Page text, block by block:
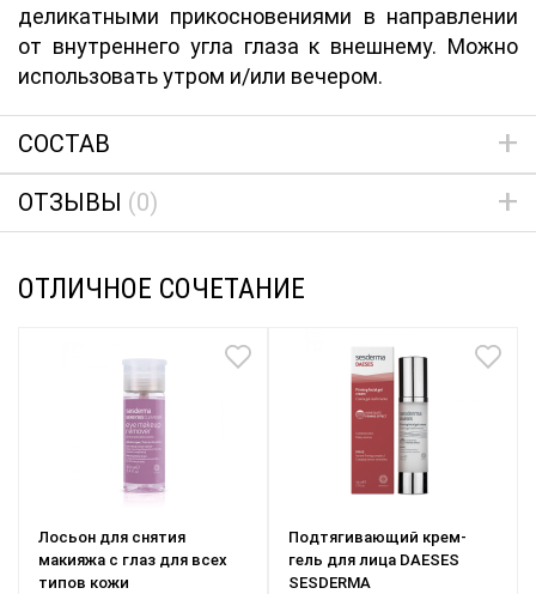
деликатными прикосновениями в направлении
от внутреннего угла глаза к внешнему. Можно
использовать утром и/или вечером.
СОСТАВ
ОТЗЫВЫ (0)
ОТЛИЧНОЕ СОЧЕТАНИЕ
Лосьон для снятия
макияжа с глаз для всех
типов кожи
Подтягивающий крем-
гель для лица DAESES
SESDERMA